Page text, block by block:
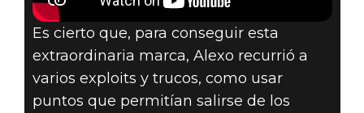
Es cierto que, para conseguir esta
extraordinaria marca, Alexo recurrió a
varios exploits y trucos, como usar
puntos que permitían salirse de los